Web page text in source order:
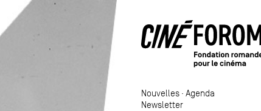
Nouvelles · Agenda
Newsletter